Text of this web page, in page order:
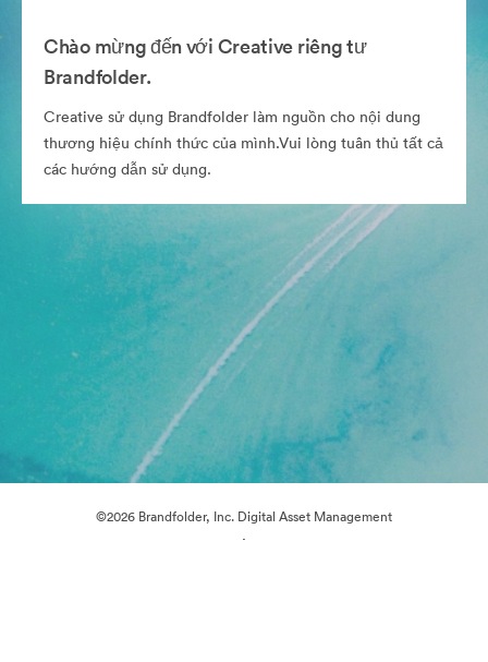
Chào mừng đến với Creative riêng tư
Brandfolder.
Creative sử dụng Brandfolder làm nguồn cho nội dung
thương hiệu chính thức của mình.Vui lòng tuân thủ tất cả
các hướng dẫn sử dụng.
©2026 Brandfolder, Inc. Digital Asset Management
·